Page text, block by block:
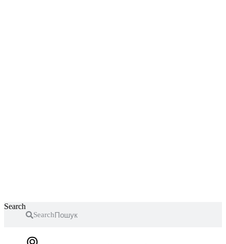
Search
Search